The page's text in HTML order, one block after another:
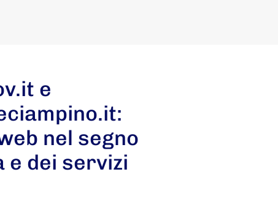
e
nel segno
e dei servizi